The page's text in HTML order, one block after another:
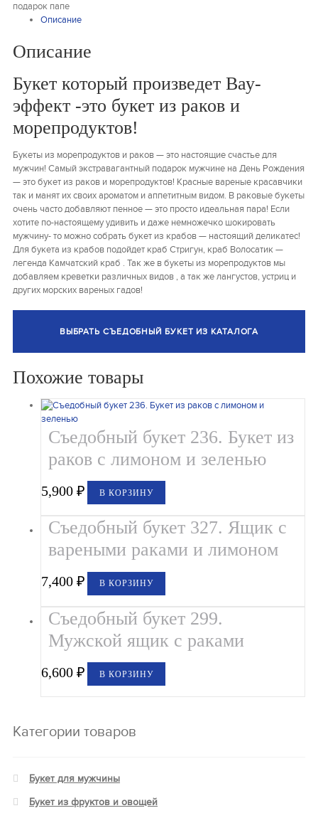
подарок папе
Описание
Описание
Букет который произведет Вау-
эффект -это букет из раков и
морепродуктов!
Букеты из морепродуктов и раков — это настоящие счастье для
мужчин! Самый экстравагантный подарок мужчине на День Рождения
— это букет из раков и морепродуктов! Красные вареные красавчики
так и манят их своих ароматом и аппетитным видом. В раковые букеты
очень часто добавляют пенное — это просто идеальная пара! Если
хотите по-настоящему удивить и даже немножечко шокировать
мужчину- то можно собрать букет из крабов — настоящий деликатес!
Для букета из крабов подойдет краб Стригун, краб Волосатик —
легенда Камчатский краб . Так же в букеты из морепродуктов мы
добавляем креветки различных видов , а так же лангустов, устриц и
других морских вареных гадов!
ВЫБРАТЬ СЪЕДОБНЫЙ БУКЕТ ИЗ КАТАЛОГА
Похожие товары
Съедобный букет 236. Букет из
раков с лимоном и зеленью
5,900₽ В КОРЗИНУ
Съедобный букет 327. Ящик с
вареными раками и лимоном
7,400₽ В КОРЗИНУ
Съедобный букет 299.
Мужской ящик с раками
6,600₽ В КОРЗИНУ
Категории товаров
Букет для мужчины
Букет из фруктов и овощей